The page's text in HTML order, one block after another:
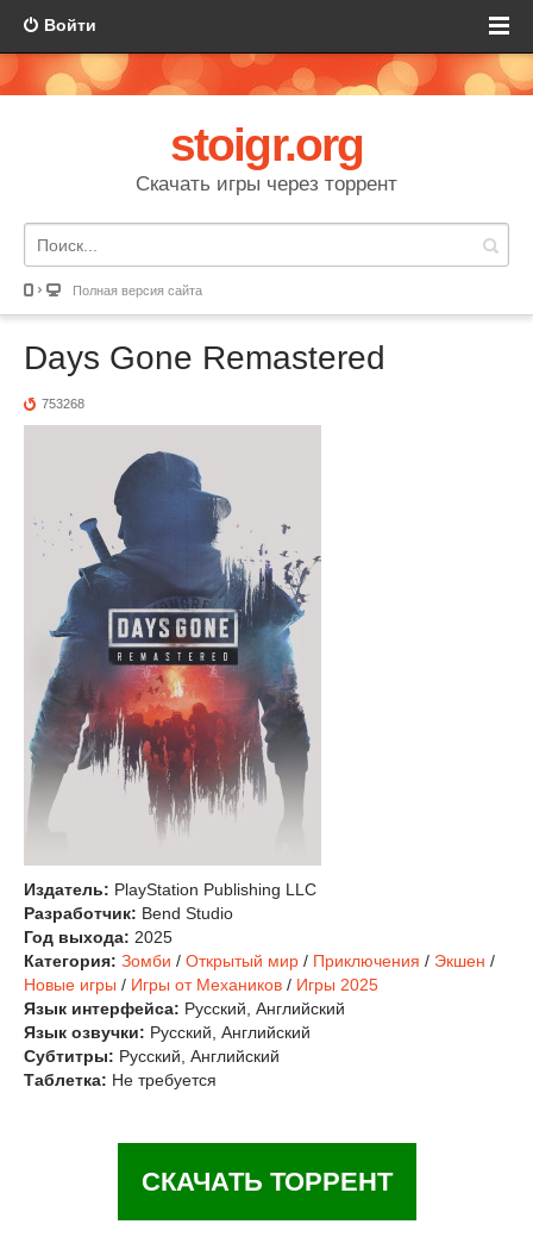
Войти
stoigr.org
Скачать игры через торрент
Полная версия сайта
Days Gone Remastered
753268
Издатель: PlayStation Publishing LLC
Разработчик: Bend Studio
Год выхода: 2025
Категория: Зомби / Открытый мир / Приключения / Экшен /
Новые игры / Игры от Механиков / Игры 2025
Язык интерфейса: Русский, Английский
Язык озвучки: Русский, Английский
Субтитры: Русский, Английский
Таблетка: Не требуется
СКАЧАТЬ ТОРРЕНТ